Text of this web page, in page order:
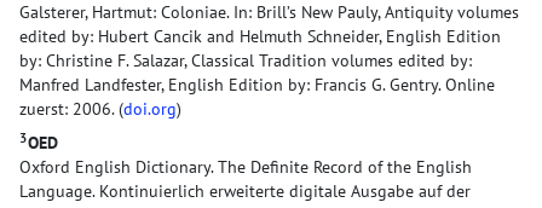
Galsterer, Hartmut: Coloniae. In: Brill’s New Pauly, Antiquity volumes
edited by: Hubert Cancik and Helmuth Schneider, English Edition
by: Christine F. Salazar, Classical Tradition volumes edited by:
Manfred Landfester, English Edition by: Francis G. Gentry. Online
zuerst: 2006. (doi.org)
3OED
Oxford English Dictionary. The Definite Record of the English
Language. Kontinuierlich erweiterte digitale Ausgabe auf der